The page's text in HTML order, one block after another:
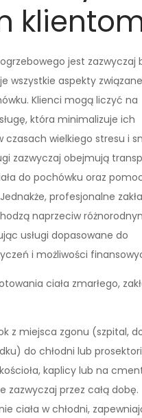
jest zazwyczaj
wszystkie aspekty
Klienci mogą liczyć na
która minimalizuje ich
czasach wielkiego stresu i
zazwyczaj obejmują
do pochówku oraz
profesjonalne
naprzeciw
usługi dopasowane do
i możliwości
ciała zmarłego,
z miejsca zgonu (szpital,
do chłodni lub
kaplicy lub na
zazwyczaj przez całą dobę.
ciała w chłodni,